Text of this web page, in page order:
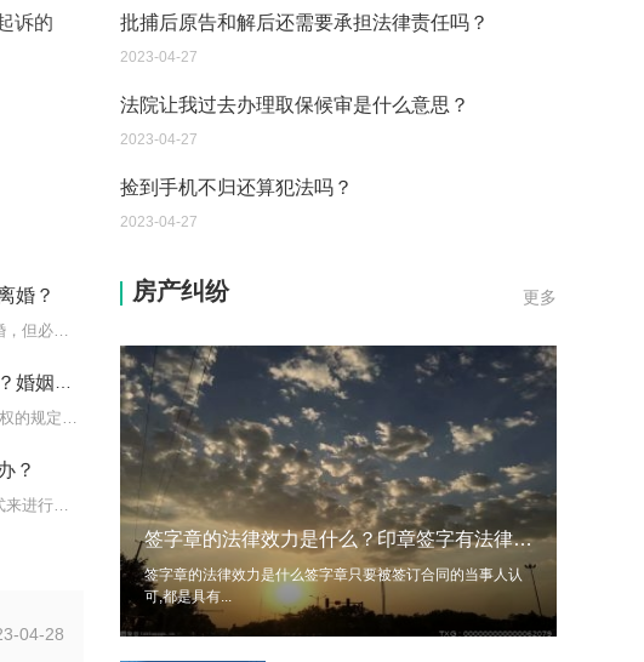
诉的
婚？
可以，当事人可以委托一至二人作为诉讼代理人起诉离婚，但必须向人...
权归谁
一、夫妻离婚孩子探视权是怎规定的?夫妻离婚孩子探视权的规定是根据...
？
在我国，夫妻双方如果想要离婚的话，可以通过两种方式来进行，第一...
04-28
批捕后原告和解后还需要承担法律责任吗？
2023-04-27
法院让我过去办理取保候审是什么意思？
2023-04-27
捡到手机不归还算犯法吗？
2023-04-27
2023-04-27
诈骗立案3个月 嫌疑人抓到 钱多久可以追回？
2023-04-27
被骗后2天报警 钱能全部追回吗？
2023-04-27
诈骗罪可以从事会计行业吗？
2023-04-27
累犯可以取保候审么？
2023-04-27
更多
房产纠纷
签字章的法律效力是什么？印章签字有法律效力吗？
签字章的法律效力是什么签字章只要被签订合同的当事人认
可,都是具有...